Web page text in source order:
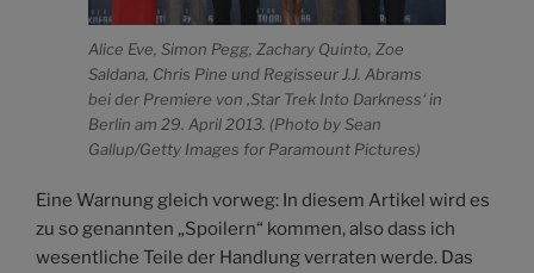
Alice Eve, Simon Pegg, Zachary Quinto, Zoe
Saldana, Chris Pine und Regisseur J.J. Abrams
bei der Premiere von ‚Star Trek Into Darkness‘ in
Berlin am 29. April 2013. (Photo by Sean
Gallup/Getty Images for Paramount Pictures)
Eine Warnung gleich vorweg: In diesem Artikel wird es
zu so genannten „Spoilern“ kommen, also dass ich
wesentliche Teile der Handlung verraten werde. Das